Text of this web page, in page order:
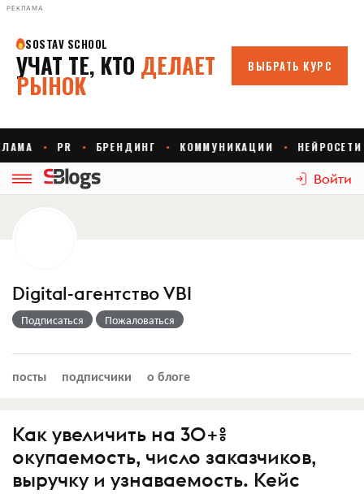
РЕКЛАМА
Войти
Digital-агентство VBI
Подписаться Пожаловаться
посты подписчики о блоге
Как увеличить на 30+%
окупаемость, число заказчиков,
выручку и узнаваемость. Кейс